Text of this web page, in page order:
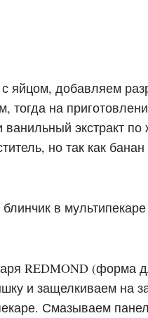
яйцом, добавляем
на
экстракт
но так как
REDMOND (форма
и защелкиваем на
Смазываем